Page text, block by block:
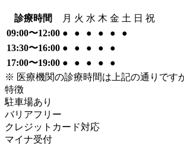
診療時間 月 火 水 木 金 土 日 祝
09:00〜12:00 ● ● ● ● ●
●
13:30〜16:00 ● ● ● ●
●
17:00〜19:00 ● ● ● ●
●
※ 医療機関の診療時間は上記の通りです
特徴
駐車場あり
バリアフリー
クレジットカード対応
マイナ受付